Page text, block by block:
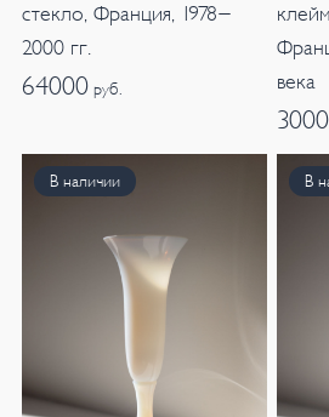
стекло, Франция, 1978-
2000 гг.
64000 руб.
века
В наличии В